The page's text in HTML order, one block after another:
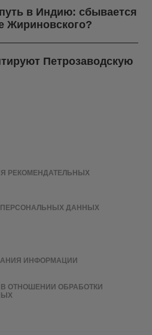
в Индию: сбывается
Жириновского?
Петрозаводскую
РЕКОМЕНДАТЕЛЬНЫХ
ПЕРСОНАЛЬНЫХ ДАННЫХ
ИНФОРМАЦИИ
ОТНОШЕНИИ ОБРАБОТКИ